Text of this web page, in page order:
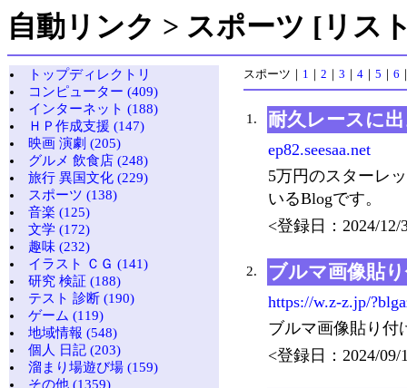
自動リンク > スポーツ [リス
トップディレクトリ
コンピューター (409)
インターネット (188)
ＨＰ作成支援 (147)
映画 演劇 (205)
グルメ 飲食店 (248)
旅行 異国文化 (229)
スポーツ (138)
音楽 (125)
文学 (172)
趣味 (232)
イラスト ＣＧ (141)
研究 検証 (188)
テスト 診断 (190)
ゲーム (119)
地域情報 (548)
個人 日記 (203)
溜まり場遊び場 (159)
その他 (1359)
スポーツ ｜ 1 ｜ 2 ｜ 3 ｜ 4 ｜ 5 ｜ 6
1. 耐久レースに出
ep82.seesaa.net
5万円のスターレ
いるBlogです。
<登録日：2024/12/
2. ブルマ画像貼
https://w.z-z.jp/
ブルマ画像貼り付
<登録日：2024/09/